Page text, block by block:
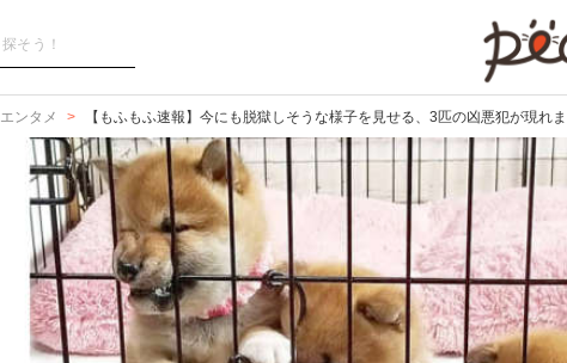
エンタメ 【もふもふ速報】今にも脱獄しそうな様子を見せる、3匹の凶悪犯が現れ